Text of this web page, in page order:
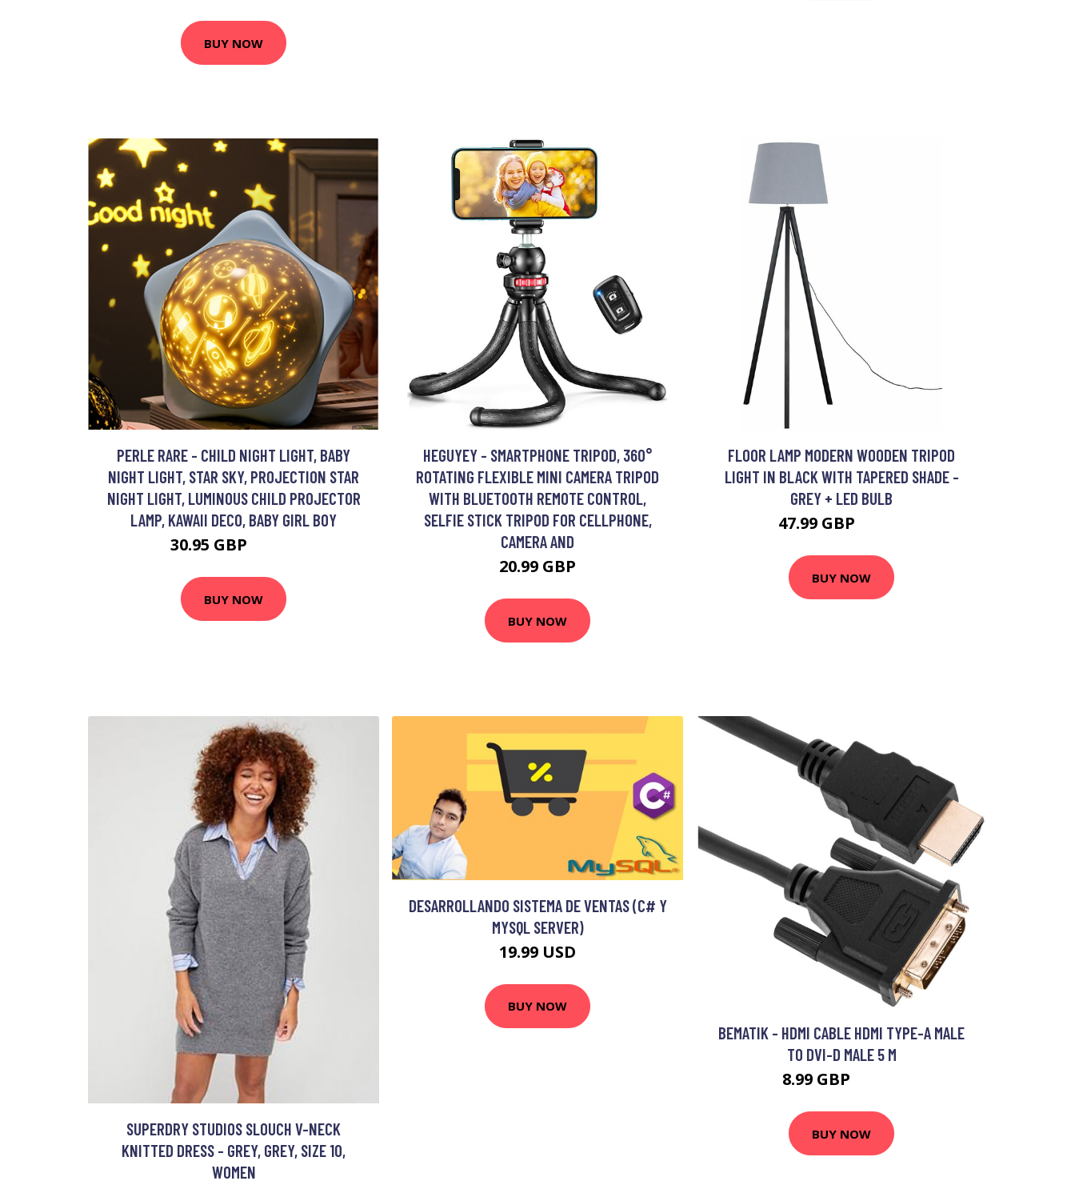
BUY NOW
PERLE RARE - CHILD NIGHT LIGHT, BABY
NIGHT LIGHT, STAR SKY, PROJECTION STAR
NIGHT LIGHT, LUMINOUS CHILD PROJECTOR
LAMP, KAWAII DECO, BABY GIRL BOY
30.95 GBP
BUY NOW
HEGUYEY - SMARTPHONE TRIPOD, 360°
ROTATING FLEXIBLE MINI CAMERA TRIPOD
WITH BLUETOOTH REMOTE CONTROL,
SELFIE STICK TRIPOD FOR CELLPHONE,
CAMERA AND
20.99 GBP
BUY NOW
FLOOR LAMP MODERN WOODEN TRIPOD
LIGHT IN BLACK WITH TAPERED SHADE -
GREY + LED BULB
47.99 GBP
BUY NOW
SUPERDRY STUDIOS SLOUCH V-NECK
KNITTED DRESS - GREY, GREY, SIZE 10,
WOMEN
DESARROLLANDO SISTEMA DE VENTAS (C# Y
MYSQL SERVER)
19.99 USD
BUY NOW
BEMATIK - HDMI CABLE HDMI TYPE-A MALE
TO DVI-D MALE 5 M
8.99 GBP
BUY NOW